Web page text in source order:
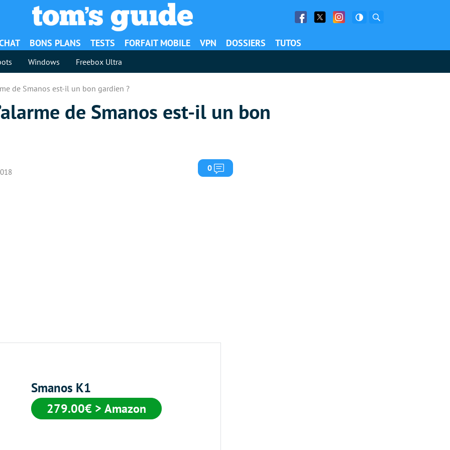
Facebook
Twitter Facebook
BONS PLANS TESTS FORFAIT MOBILE VPN DOSSIERS TUTOS
Windows Freebox Ultra
de Smanos est-il un bon gardien ?
de Smanos est-il un bon
0 Commentaires
Smanos K1
279.00€ > Amazon